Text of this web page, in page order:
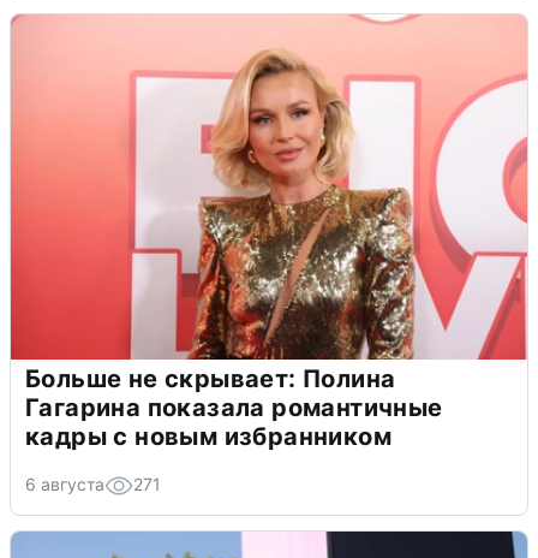
Больше не скрывает: Полина
Гагарина показала романтичные
кадры с новым избранником
6 августа 271